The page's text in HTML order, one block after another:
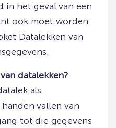
het geval van een
ook moet worden
Datalekken van
datalekken?
als
vallen van
tot die gegevens